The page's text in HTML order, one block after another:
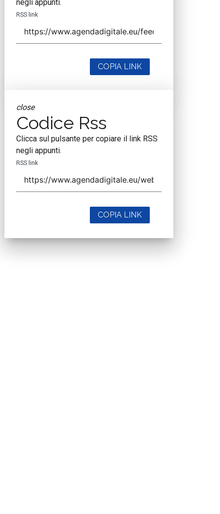
negli appunti.
RSS link
COPIA LINK
close
Codice Rss
Clicca sul pulsante per copiare il link RSS
negli appunti.
RSS link
COPIA LINK